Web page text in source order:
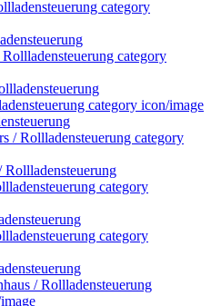
Rollladensteuerung